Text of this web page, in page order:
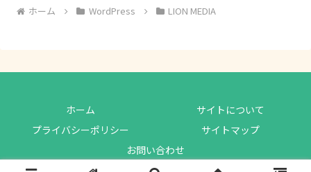
ホーム WordPress LION MEDIA
ホーム
サイトについて
プライバシーポリシー
サイトマップ
お問い合わせ